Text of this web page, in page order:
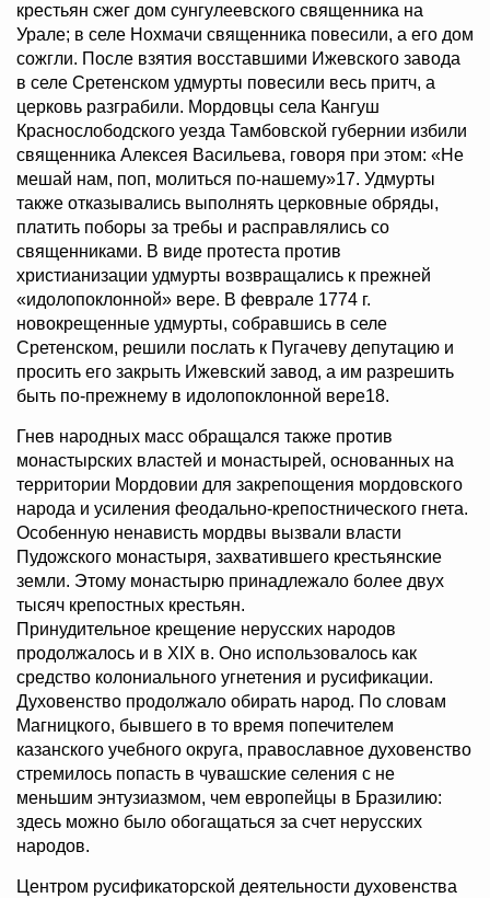
крестьян сжег дом сунгулеевского священника на
Урале; в селе Нохмачи священника повесили, а его дом
сожгли. После взятия восставшими Ижевского завода
в селе Сретенском удмурты повесили весь притч, а
церковь разграбили. Мордовцы села Кангуш
Краснослободского уезда Тамбовской губернии избили
священника Алексея Васильева, говоря при этом: «Не
мешай нам, поп, молиться по-нашему»17. Удмурты
также отказывались выполнять церковные обряды,
платить поборы за требы и расправлялись со
священниками. В виде протеста против
христианизации удмурты возвращались к прежней
«идолопоклонной» вере. В феврале 1774 г.
новокрещенные удмурты, собравшись в селе
Сретенском, решили послать к Пугачеву депутацию и
просить его закрыть Ижевский завод, а им разрешить
быть по-прежнему в идолопоклонной вере18.
Гнев народных масс обращался также против
монастырских властей и монастырей, основанных на
территории Мордовии для закрепощения мордовского
народа и усиления феодально-крепостнического гнета.
Особенную ненависть мордвы вызвали власти
Пудожского монастыря, захватившего крестьянские
земли. Этому монастырю принадлежало более двух
тысяч крепостных крестьян.
Принудительное крещение нерусских народов
продолжалось и в XIX в. Оно использовалось как
средство колониального угнетения и русификации.
Духовенство продолжало обирать народ. По словам
Магницкого, бывшего в то время попечителем
казанского учебного округа, православное духовенство
стремилось попасть в чувашские селения с не
меньшим энтузиазмом, чем европейцы в Бразилию:
здесь можно было обогащаться за счет нерусских
народов.
Центром русификаторской деятельности духовенства